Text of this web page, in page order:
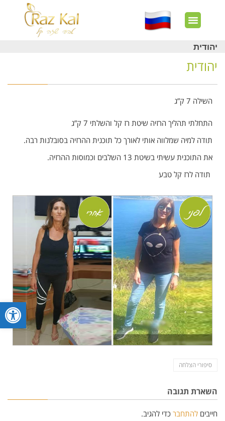
יהודית
יהודית
השילה 7 ק”ג
התחלתי תהליך הרזיה שיטת רז קל והשלתי 7 ק”ג
תודה למיה שמלווה אותי לאורך כל תוכנית ההרזיה בסובלנות רבה.
את התוכנית עשיתי בשיטת 13 השלבים וכמוסות ההרזיה.
תודה לרז קל טבע
סיפורי הצלחה
השארת תגובה
חייבים להתחבר כדי להגיב.
פתח